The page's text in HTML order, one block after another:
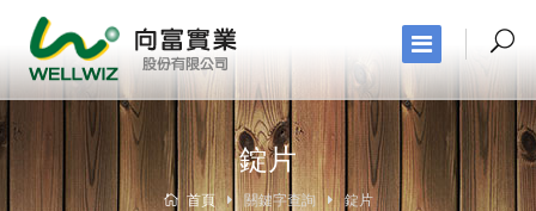
錠片
首頁 關鍵字查詢 錠片